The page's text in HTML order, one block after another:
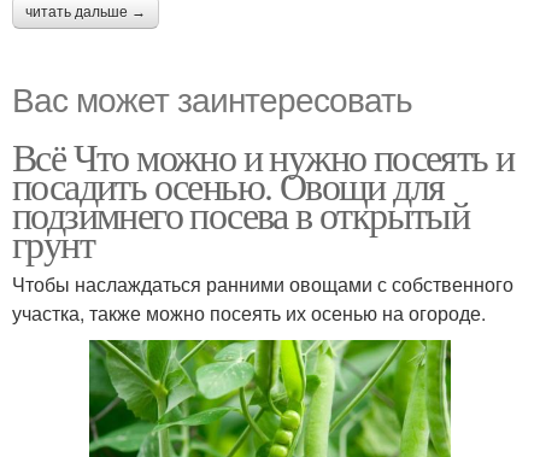
читать дальше →
Вас может заинтересовать
Всё Что можно и нужно посеять и
посадить осенью. Овощи для
подзимнего посева в открытый
грунт
Чтобы наслаждаться ранними овощами с собственного
участка, также можно посеять их осенью на огороде.